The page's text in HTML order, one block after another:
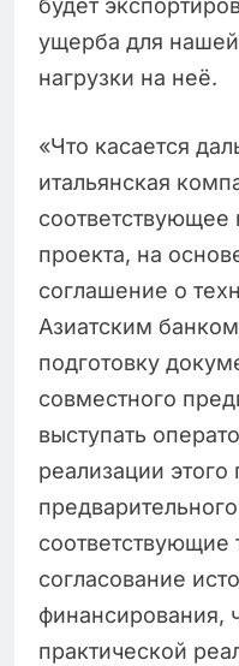
будет
ущерба для
нагрузки на неё.
«Что касается
итальянская
проекта, на
соглашение о
Азиатским
подготовку
совместного
выступать
реализации этого
согласование
финансирования,
практической